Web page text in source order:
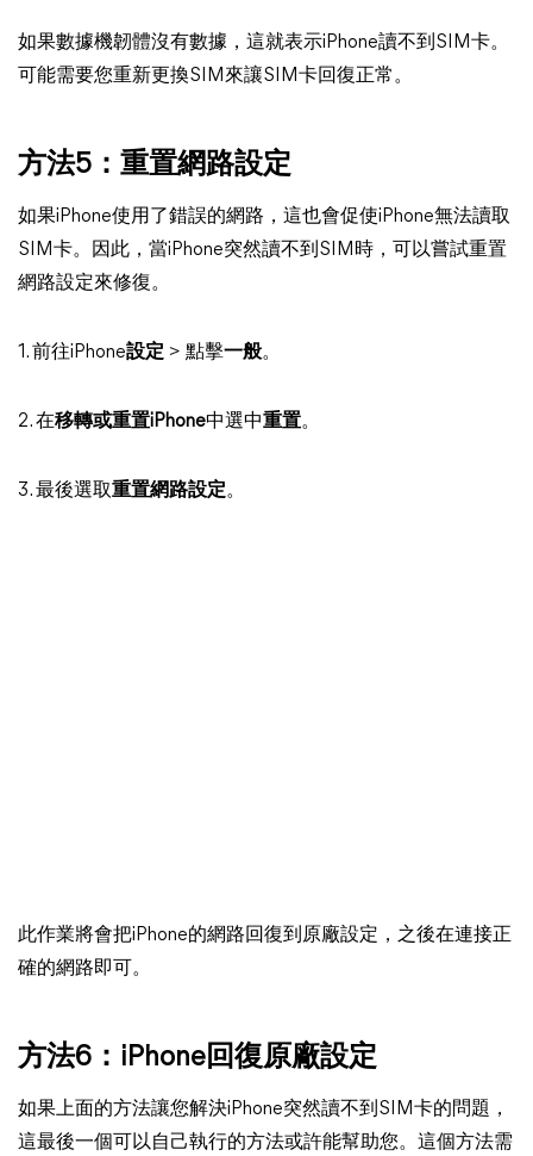
如果數據機韌體沒有數據，這就表示iPhone讀不到SIM卡。
可能需要您重新更換SIM來讓SIM卡回復正常。
方法5：重置網路設定
如果iPhone使用了錯誤的網路，這也會促使iPhone無法讀取
SIM卡。因此，當iPhone突然讀不到SIM時，可以嘗試重置
網路設定來修復。
1. 前往iPhone設定 > 點擊一般。
2. 在移轉或重置iPhone中選中重置。
3. 最後選取重置網路設定。
此作業將會把iPhone的網路回復到原廠設定，之後在連接正
確的網路即可。
方法6：iPhone回復原廠設定
如果上面的方法讓您解決iPhone突然讀不到SIM卡的問題，
這最後一個可以自己執行的方法或許能幫助您。這個方法需